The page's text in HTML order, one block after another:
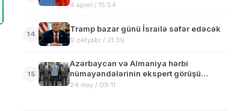
4 aprel / 15:54
14
Tramp bazar günü İsrailə səfər edəcək
9 oktyabr / 21:39
15
Azərbaycan və Almaniya hərbi
nümayəndələrinin ekspert görüşü
keçirilib
24 may / 09:11